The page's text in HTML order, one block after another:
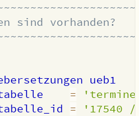
sind vorhanden?
=
= '17540